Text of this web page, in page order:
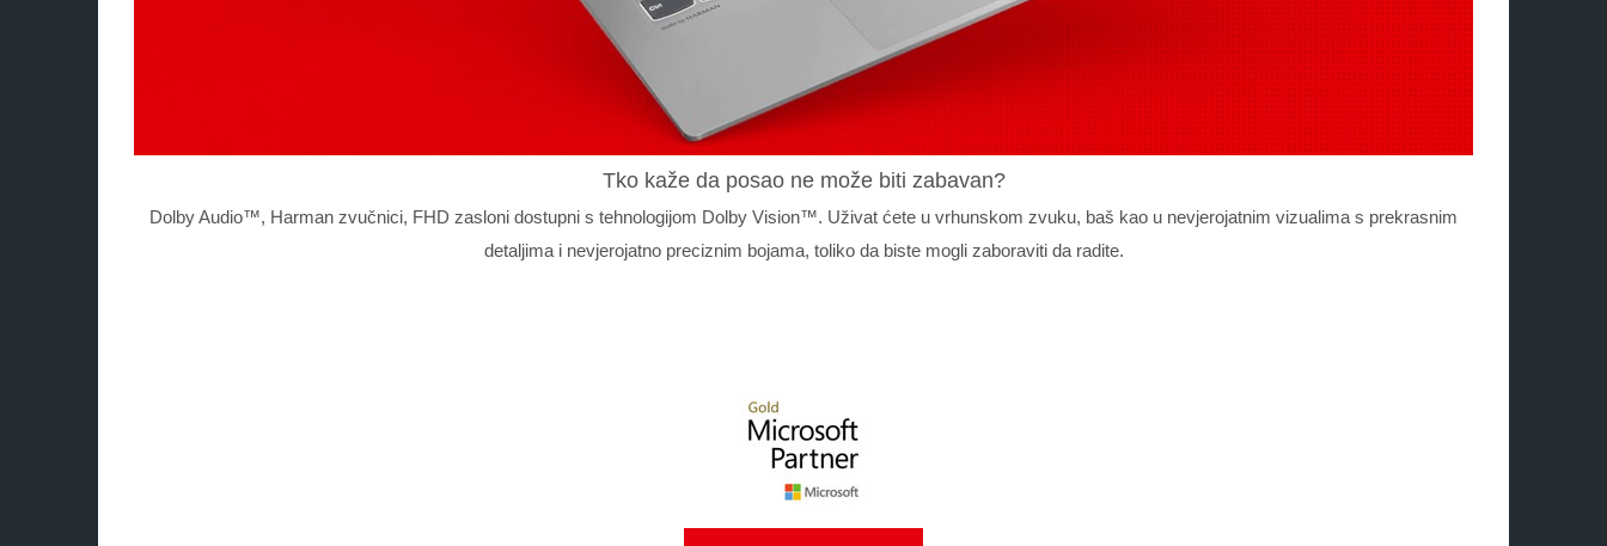
Tko kaže da posao ne može biti zabavan?
Dolby Audio™, Harman zvučnici, FHD zasloni dostupni s tehnologijom Dolby Vision™. Uživat ćete u vrhunskom zvuku, baš kao u nevjerojatnim vizualima s prekrasnim
detaljima i nevjerojatno preciznim bojama, toliko da biste mogli zaboraviti da radite.